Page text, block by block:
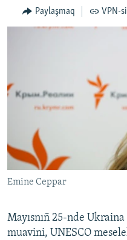
SÜRET
Русский
Українською
QOŞULIÑIZ!
Paylaşmaq VPN-
Emine Ceppar
Mayısnıñ 25-nde
muavini, UNESCO